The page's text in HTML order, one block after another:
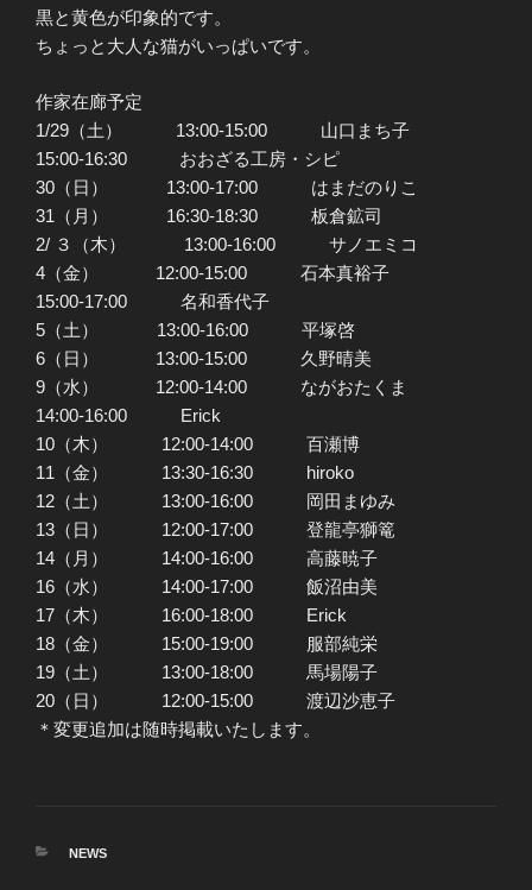
黒と黄色が印象的です。
ちょっと大人な猫がいっぱいです。
作家在廊予定
1/29（土） 13:00-15:00 山口まち子
15:00-16:30 おおざる工房・シピ
30（日） 13:00-17:00 はまだのりこ
31（月） 16:30-18:30 板倉鉱司
2/ ３（木） 13:00-16:00 サノエミコ
4（金） 12:00-15:00 石本真裕子
15:00-17:00 名和香代子
5（土） 13:00-16:00 平塚啓
6（日） 13:00-15:00 久野晴美
9（水） 12:00-14:00 ながおたくま
14:00-16:00 Erick
10（木） 12:00-14:00 百瀬博
11（金） 13:30-16:30 hiroko
12（土） 13:00-16:00 岡田まゆみ
13（日） 12:00-17:00 登龍亭獅篭
14（月） 14:00-16:00 高藤暁子
16（水） 14:00-17:00 飯沼由美
17（木） 16:00-18:00 Erick
18（金） 15:00-19:00 服部純栄
19（土） 13:00-18:00 馬場陽子
20（日） 12:00-15:00 渡辺沙恵子
＊変更追加は随時掲載いたします。
カ
NEWS